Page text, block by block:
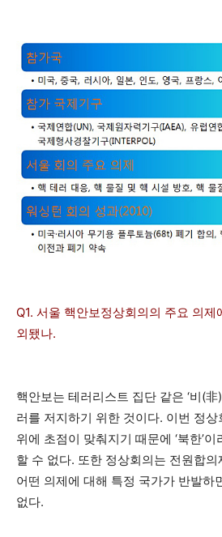
Q1. 서울 핵안보정상회의의 주요 의제
외됐나.
핵안보는 테러리스트 집단 같은 ‘비(非
러를 저지하기 위한 것이다. 이번 정상
위에 초점이 맞춰지기 때문에 ‘북한’
할 수 없다. 또한 정상회의는 전원합
어떤 의제에 대해 특정 국가가 반발하
없다.